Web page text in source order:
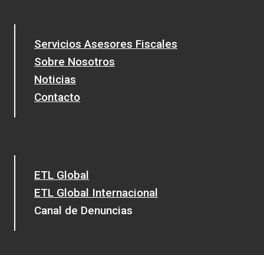
Servicios Asesores Fiscales
Sobre Nosotros
Noticias
Contacto
ETL Global
ETL Global Internacional
Canal de Denuncias